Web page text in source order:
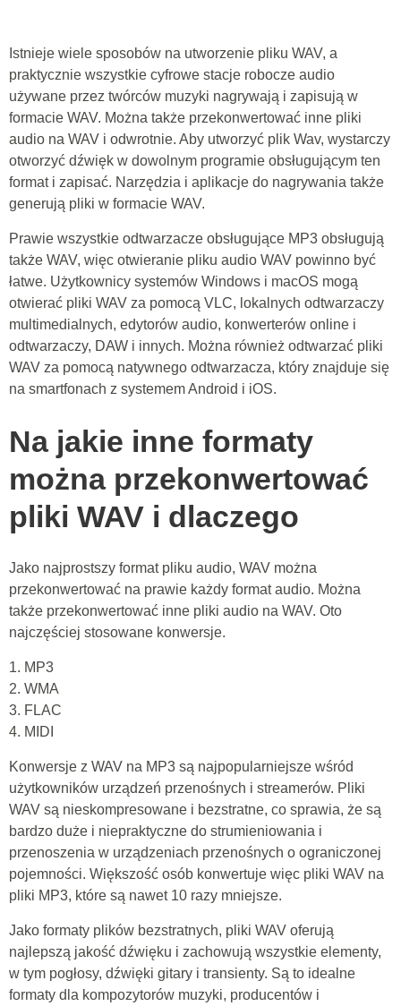
Istnieje wiele sposobów na utworzenie pliku WAV, a
praktycznie wszystkie cyfrowe stacje robocze audio
używane przez twórców muzyki nagrywają i zapisują w
formacie WAV. Można także przekonwertować inne pliki
audio na WAV i odwrotnie. Aby utworzyć plik Wav, wystarczy
otworzyć dźwięk w dowolnym programie obsługującym ten
format i zapisać. Narzędzia i aplikacje do nagrywania także
generują pliki w formacie WAV.
Prawie wszystkie odtwarzacze obsługujące MP3 obsługują
także WAV, więc otwieranie pliku audio WAV powinno być
łatwe. Użytkownicy systemów Windows i macOS mogą
otwierać pliki WAV za pomocą VLC, lokalnych odtwarzaczy
multimedialnych, edytorów audio, konwerterów online i
odtwarzaczy, DAW i innych. Można również odtwarzać pliki
WAV za pomocą natywnego odtwarzacza, który znajduje się
na smartfonach z systemem Android i iOS.
Na jakie inne formaty
można przekonwertować
pliki WAV i dlaczego
Jako najprostszy format pliku audio, WAV można
przekonwertować na prawie każdy format audio. Można
także przekonwertować inne pliki audio na WAV. Oto
najczęściej stosowane konwersje.
1. MP3
2. WMA
3. FLAC
4. MIDI
Konwersje z WAV na MP3 są najpopularniejsze wśród
użytkowników urządzeń przenośnych i streamerów. Pliki
WAV są nieskompresowane i bezstratne, co sprawia, że ​​są
bardzo duże i niepraktyczne do strumieniowania i
przenoszenia w urządzeniach przenośnych o ograniczonej
pojemności. Większość osób konwertuje więc pliki WAV na
pliki MP3, które są nawet 10 razy mniejsze.
Jako formaty plików bezstratnych, pliki WAV oferują
najlepszą jakość dźwięku i zachowują wszystkie elementy,
w tym pogłosy, dźwięki gitary i transienty. Są to idealne
formaty dla kompozytorów muzyki, producentów i